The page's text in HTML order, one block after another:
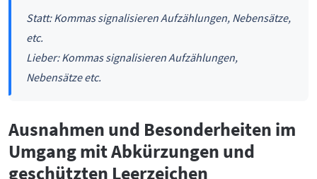
Statt: Kommas signalisieren Aufzählungen, Nebensätze,
etc.
Lieber: Kommas signalisieren Aufzählungen,
Nebensätze etc.
Ausnahmen und Besonderheiten im
Umgang mit Abkürzungen und
geschützten Leerzeichen